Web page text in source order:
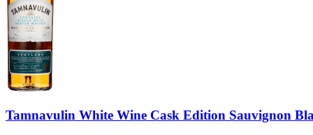
Tamnavulin White Wine Cask Edition Sauvignon